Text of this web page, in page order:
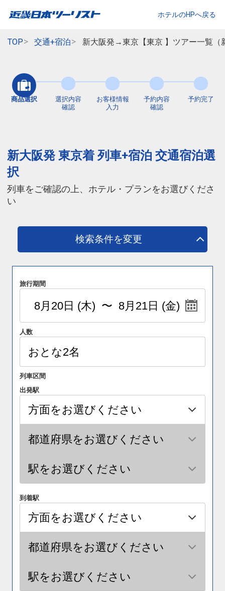
ホテルのHPへ戻る
TOP 交通+宿泊 新大阪発→東京【東京 】ツアー一覧（
商品選択
選択内容
確認
お客様情報
入力
予約内容
確認
予約完了
新大阪発 東京着 列車+宿泊 交通宿泊選
択
列車をご確認の上、ホテル・プランをお選びくださ
い
検索条件を変更
旅行期間
人数
列車区間
出発駅
到着駅